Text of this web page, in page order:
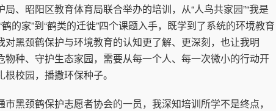
局、昭阳区教育体育局联合举办的培训，从“人鸟共家园”“我是
鹤的家”到“鹤类的迁徙”四个课题入手，既学到了系统的环境教育
对黑颈鹤保护与环境教育的认知更了解、更深刻，也让我明
物种、守护生态家园，需要从每一个人、每一次微小的行动开
校园，播撒环保种子。
黑颈鹤保护志愿者协会的一员，我深知培训所学不是终点，